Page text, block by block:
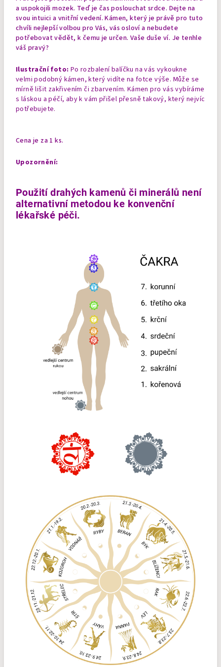
a uspokojili mozek. Teď je čas poslouchat srdce. Dejte na
svou intuici a vnitřní vedení. Kámen, který je právě pro tuto
chvíli nejlepší volbou pro Vás, vás osloví a nebudete
potřebovat vědět, k čemu je určen. Vaše duše ví. Je tenhle
váš pravý?
Ilustrační foto: Po rozbalení balíčku na vás vykoukne
velmi podobný kámen, který vidíte na fotce výše. Může se
mírně lišit zakřivením či zbarvením. Kámen pro vás vybíráme
s láskou a péčí, aby k vám přišel přesně takový, který nejvíc
potřebujete.
Cena je za 1 ks.
Upozornění:
Použití drahých kamenů či minerálů není
alternativní metodou ke konvenční
lékařské péči.